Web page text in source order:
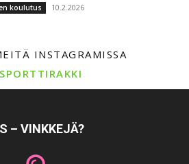
koulutus 10.2.2026
INSTAGRAMISSA
– VINKKEJÄ?